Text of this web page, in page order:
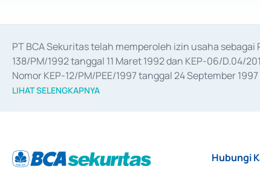
PT BCA Sekuritas telah memperoleh izin usaha
138/PM/1992 tanggal 11 Maret 1992 dan KEP-06/D.04/
Nomor KEP-12/PM/PEE/1997 tanggal 24 September
merger, akuisisi, divestasi, dan
LIHAT SELENGKAPNYA
Hubungi